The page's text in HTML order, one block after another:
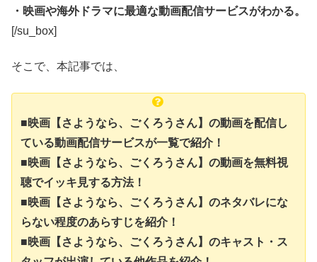
・映画や海外ドラマに最適な動画配信サービスがわかる。
[/su_box]
そこで、本記事では、
■映画【さようなら、ごくろうさん】の動画を配信し
ている動画配信サービスが一覧で紹介！
■映画【さようなら、ごくろうさん】の動画を無料視
聴でイッキ見する方法！
■映画【さようなら、ごくろうさん】のネタバレにな
らない程度のあらすじを紹介！
■映画【さようなら、ごくろうさん】のキャスト・ス